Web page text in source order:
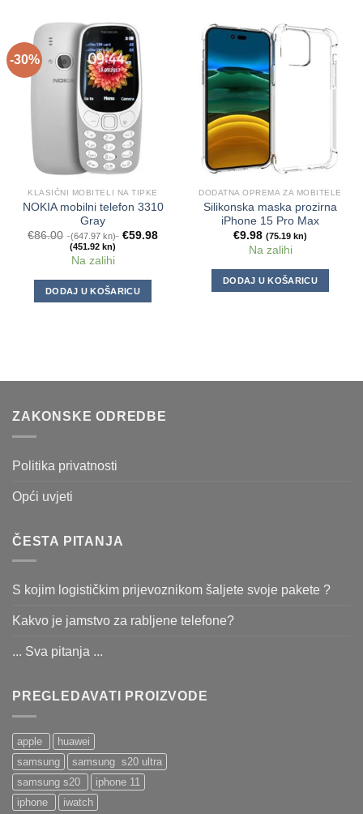
-30%
KLASIČNI MOBITELI NA TIPKE
NOKIA mobilni telefon 3310
Gray
€86.00 (647.97 kn) €59.98
(451.92 kn)
Na zalihi
DODAJ U KOŠARICU
DODATNA OPREMA ZA MOBITELE
Silikonska maska prozirna
iPhone 15 Pro Max
€9.98 (75.19 kn)
Na zalihi
DODAJ U KOŠARICU
ZAKONSKE ODREDBE
Politika privatnosti
Opći uvjeti
ČESTA PITANJA
S kojim logističkim prijevoznikom šaljete svoje pakete ?
Kakvo je jamstvo za rabljene telefone?
... Sva pitanja ...
PREGLEDAVATI PROIZVODE
apple
huawei
samsung
samsung s20 ultra
samsung s20
iphone 11
iphone
iwatch